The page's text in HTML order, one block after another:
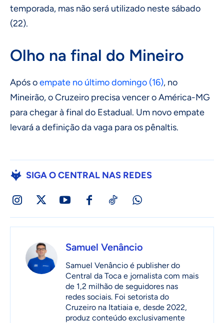
temporada, mas não será utilizado neste sábado
(22).
Olho na final do Mineiro
Após oempate no último domingo (16), no
Mineirão, o Cruzeiro precisa vencer o América-MG
para chegar à final do Estadual. Um novo empate
levará a definição da vaga para os pênaltis.
SIGA O CENTRAL NAS REDES
Samuel Venâncio
Samuel Venâncio é publisher do
Central da Toca e jornalista com mais
de 1,2 milhão de seguidores nas
redes sociais. Foi setorista do
Cruzeiro na Itatiaia e, desde 2022,
produz conteúdo exclusivamente